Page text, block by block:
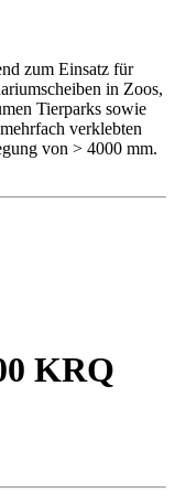
zum Einsatz für
in Zoos,
Tierparks sowie
verklebten
von > 4000 mm.
KRQ